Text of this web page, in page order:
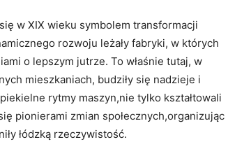
w XIX wieku symbolem transformacji
rozwoju leżały fabryki, w których
o lepszym jutrze. To właśnie tutaj, w
mieszkaniach, budziły się nadzieje i
rytmy maszyn,nie tylko kształtowali
pionierami zmian społecznych,organizując
łódzką rzeczywistość.